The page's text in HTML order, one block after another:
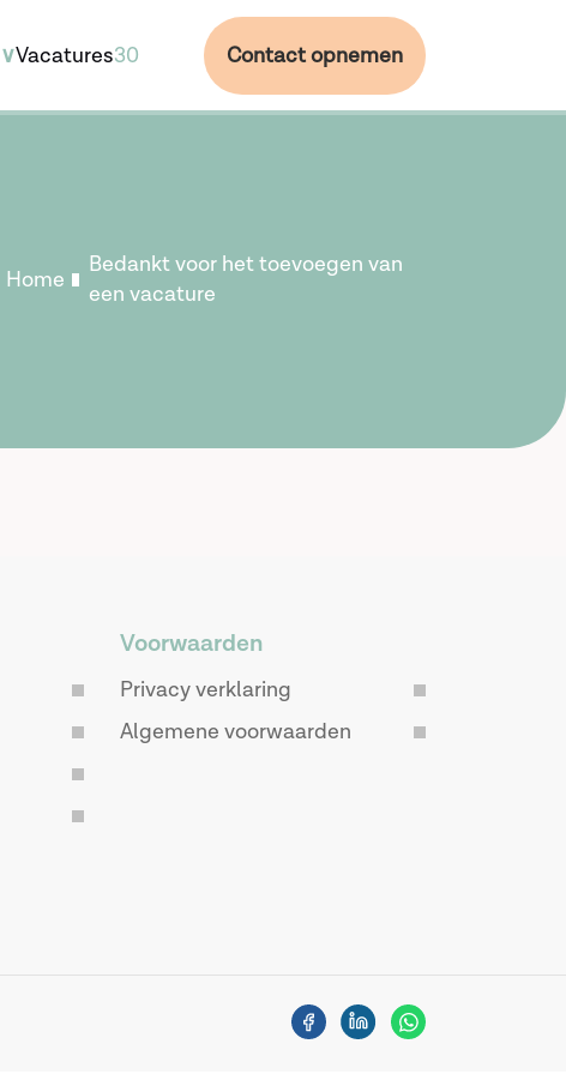
Vacatures30 Contact opnemen
Home
Bedankt voor het toevoegen van
een vacature
Voorwaarden
Privacy verklaring
Algemene voorwaarden